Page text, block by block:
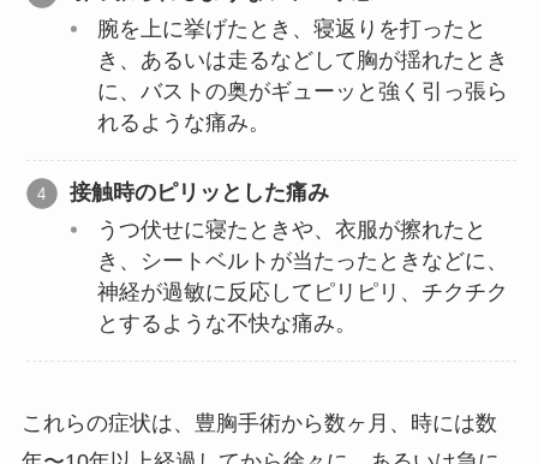
腕を上に挙げたとき、寝返りを打ったと
き、あるいは走るなどして胸が揺れたとき
に、バストの奥がギューッと強く引っ張ら
れるような痛み。
接触時のピリッとした痛み
うつ伏せに寝たときや、衣服が擦れたと
き、シートベルトが当たったときなどに、
神経が過敏に反応してピリピリ、チクチク
とするような不快な痛み。
これらの症状は、豊胸手術から数ヶ月、時には数